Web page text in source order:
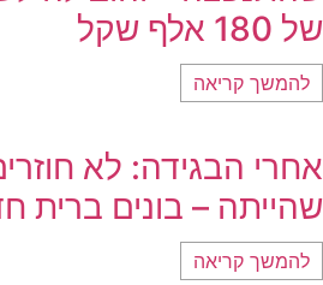
של 180 אלף שקל
להמשך קריאה
אחרי הבגידה: לא
שהייתה – בונים ברית
להמשך קריאה